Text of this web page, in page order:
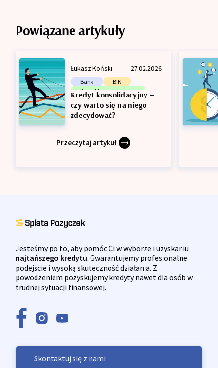
Powiązane artykuły
Łukasz Koński 27.02.2026
Bank
BIK
Kredyt konsolidacyjny
Zdolność kredytowa
Kredyt konsolidacyjny –
czy warto się na niego
zdecydować?
Przeczytaj artykuł
Jesteśmy po to, aby pomóc Ci w wyborze i uzyskaniu
najtańszego kredytu. Gwarantujemy profesjonalne
podejście i wysoką skuteczność działania. Z
powodzeniem pozyskujemy kredyty nawet dla osób w
trudnej sytuacji finansowej.
Skontaktuj się z nami